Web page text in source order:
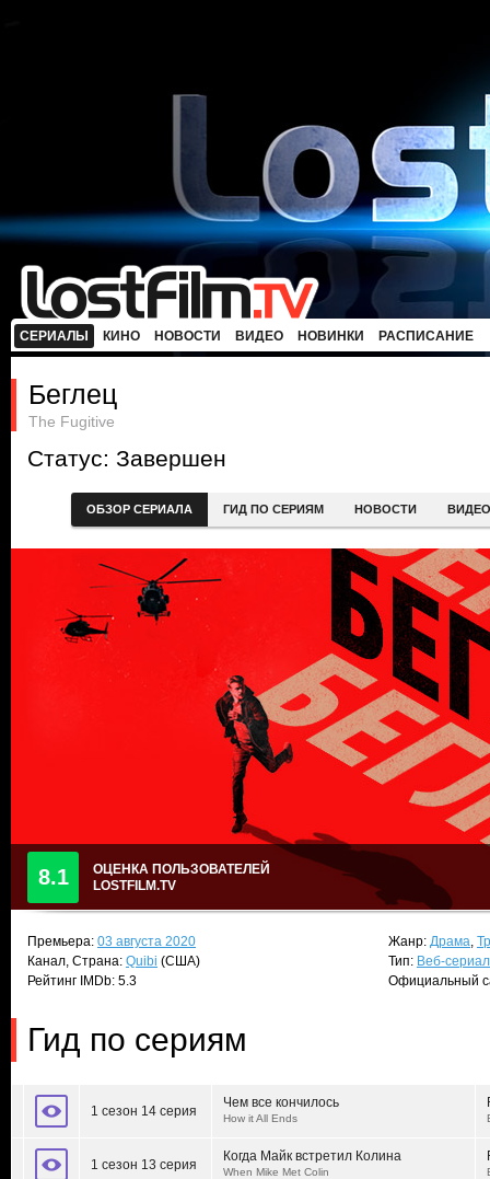
СЕРИАЛЫ КИНО НОВОСТИ ВИДЕО НОВИНКИ РАСПИСАНИЕ
Беглец
The Fugitive
Статус: Завершен
ОБЗОР СЕРИАЛА ГИД ПО СЕРИЯМ НОВОСТИ ВИДЕО
8.1
ОЦЕНКА ПОЛЬЗОВАТЕЛЕЙ
LOSTFILM.TV
Премьера: 03 августа 2020
Канал, Страна: Quibi (США)
Рейтинг IMDb: 5.3
Жанр: Драма,
Тип: Веб-сериал
Официальный
Гид по сериям
1 сезон 14 серия
Чем все кончилось
How it All Ends
1 сезон 13 серия
Когда Майк встретил Колина
When Mike Met Colin